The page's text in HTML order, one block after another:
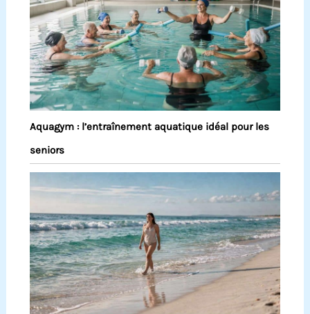
Aquagym : l’entraînement aquatique idéal pour les
seniors